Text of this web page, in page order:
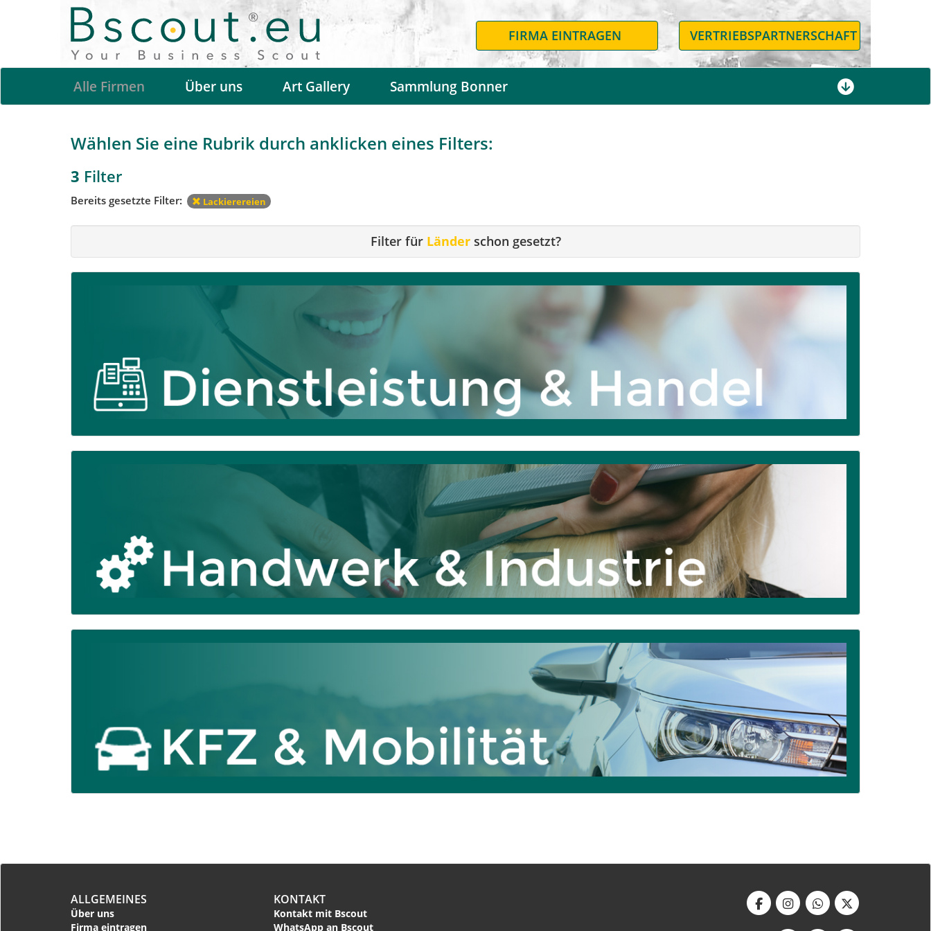
FIRMA EINTRAGEN VERTRIEBSPARTNERSCHAFT
Alle Firmen Über uns Art Gallery Sammlung Bonner
Wählen Sie eine Rubrik durch anklicken eines Filters:
3 Filter
Bereits gesetzte Filter: Lackierereien
Filter für Länderschon gesetzt?
ALLGEMEINES
Über uns
Firma eintragen
KONTAKT
Kontakt mit Bscout
WhatsApp an Bscout